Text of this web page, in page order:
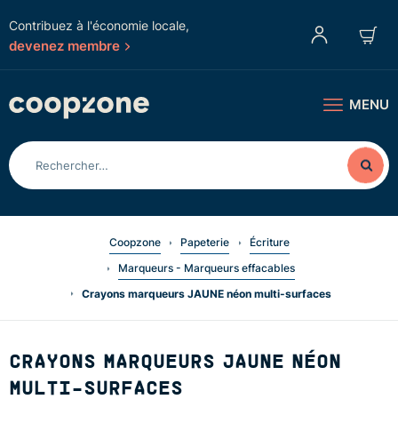
Contribuez à l'économie locale,
devenez membre
MENU
Coopzone Papeterie
Écriture
Marqueurs - Marqueurs effacables
Crayons marqueurs JAUNE néon multi-surfaces
CRAYONS MARQUEURS JAUNE NÉON
MULTI-SURFACES